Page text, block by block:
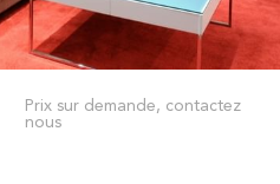
Prix sur demande, contactez
nous